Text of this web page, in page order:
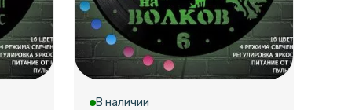
В наличии